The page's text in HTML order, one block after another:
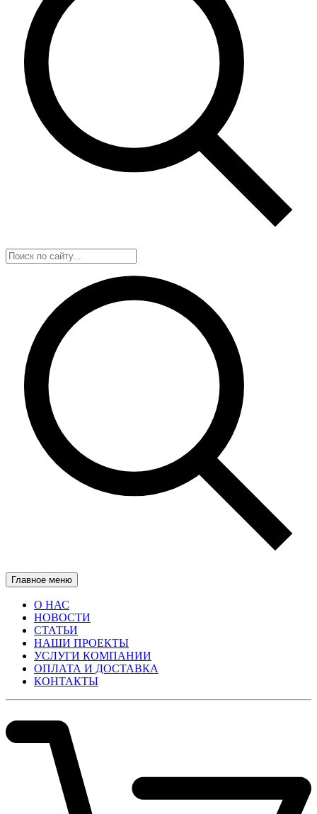
Главное меню
О НАС
НОВОСТИ
СТАТЬИ
НАШИ ПРОЕКТЫ
УСЛУГИ КОМПАНИИ
ОПЛАТА И ДОСТАВКА
КОНТАКТЫ